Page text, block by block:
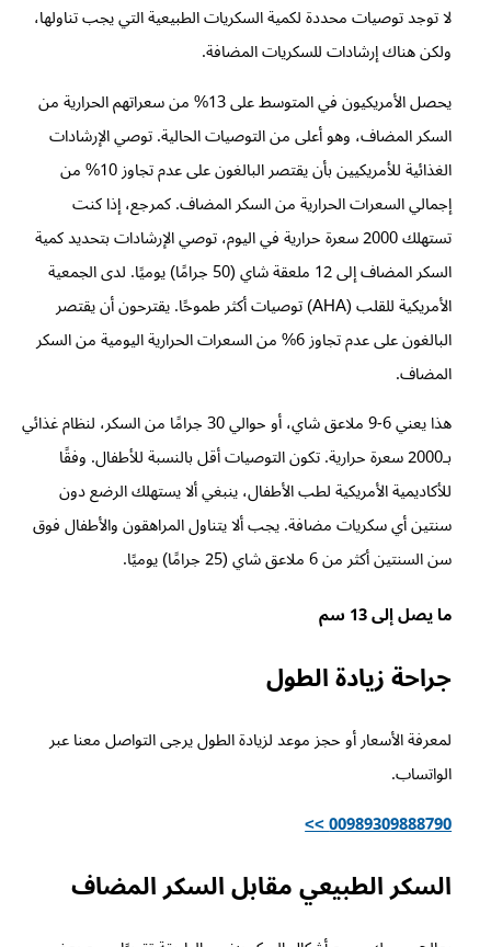
لا توجد توصيات محددة لكمية السكريات الطبيعية التي يجب تناولها،
ولكن هناك إرشادات للسكريات المضافة.
يحصل الأمريكيون في المتوسط على 13% من سعراتهم الحرارية من
السكر المضاف، وهو أعلى من التوصيات الحالية. توصي الإرشادات
الغذائية للأمريكيين بأن يقتصر البالغون على عدم تجاوز 10% من
إجمالي السعرات الحرارية من السكر المضاف. كمرجع، إذا كنت
تستهلك 2000 سعرة حرارية في اليوم، توصي الإرشادات بتحديد كمية
السكر المضاف إلى 12 ملعقة شاي (50 جرامًا) يوميًا. لدى الجمعية
الأمريكية للقلب (AHA) توصيات أكثر طموحًا. يقترحون أن يقتصر
البالغون على عدم تجاوز 6% من السعرات الحرارية اليومية من السكر
المضاف.
هذا يعني 6-9 ملاعق شاي، أو حوالي 30 جرامًا من السكر، لنظام غذائي
بـ2000 سعرة حرارية. تكون التوصيات أقل بالنسبة للأطفال. وفقًا
للأكاديمية الأمريكية لطب الأطفال، ينبغي ألا يستهلك الرضع دون
سنتين أي سكريات مضافة. يجب ألا يتناول المراهقون والأطفال فوق
سن السنتين أكثر من 6 ملاعق شاي (25 جرامًا) يوميًا.
ما يصل إلى 13 سم
جراحة زيادة الطول
لمعرفة الأسعار أو حجز موعد لزيادة الطول يرجى التواصل معنا عبر
الواتساب.
00989309888790 >>
السكر الطبيعي مقابل السكر المضاف